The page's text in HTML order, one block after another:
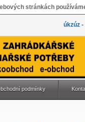
stránkách
úkzúz
podmínky